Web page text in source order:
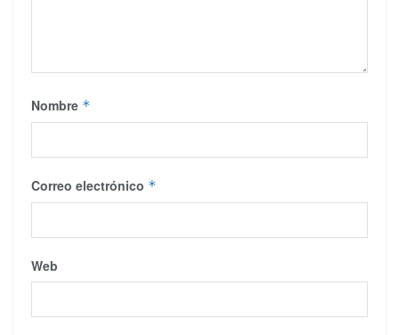
Nombre *
Correo electrónico *
Web